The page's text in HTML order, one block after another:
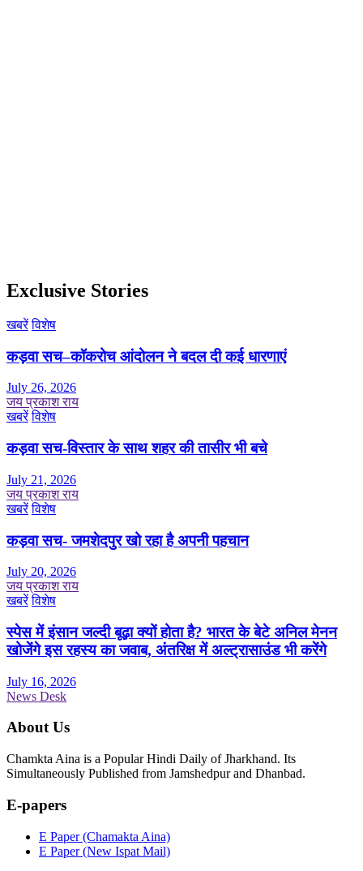
Exclusive Stories
खबरें विशेष
कड़वा सच–कॉकरोच आंदोलन ने बदल दी कई धारणाएं
July 26, 2026
जय प्रकाश राय
खबरें विशेष
कड़वा सच-विस्तार के साथ शहर की तासीर भी बचे
July 21, 2026
जय प्रकाश राय
खबरें विशेष
कड़वा सच- जमशेदपुर खो रहा है अपनी पहचान
July 20, 2026
जय प्रकाश राय
खबरें विशेष
स्पेस में इंसान जल्दी बूढ़ा क्यों होता है? भारत के बेटे अनिल मेनन
खोजेंगे इस रहस्य का जवाब, अंतरिक्ष में अल्ट्रासाउंड भी करेंगे
July 16, 2026
News Desk
About Us
Chamkta Aina is a Popular Hindi Daily of Jharkhand. Its
Simultaneously Published from Jamshedpur and Dhanbad.
E-papers
E Paper (Chamakta Aina)
E Paper (New Ispat Mail)